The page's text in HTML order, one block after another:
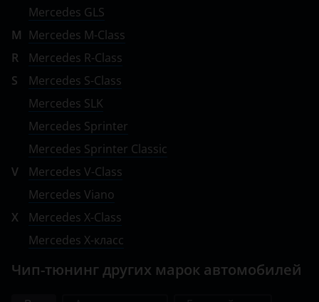
Mercedes GLS
M Mercedes M-Class
R
Mercedes R-Class
S
Mercedes S-Class
Mercedes SLK
Mercedes Sprinter
Mercedes Sprinter Classic
V
Mercedes V-Class
Mercedes Viano
X
Mercedes X-Class
Mercedes X-класс
Чип-тюнинг других марок автомобилей